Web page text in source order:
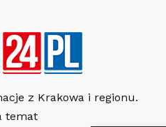
z Krakowa i regionu.
temat